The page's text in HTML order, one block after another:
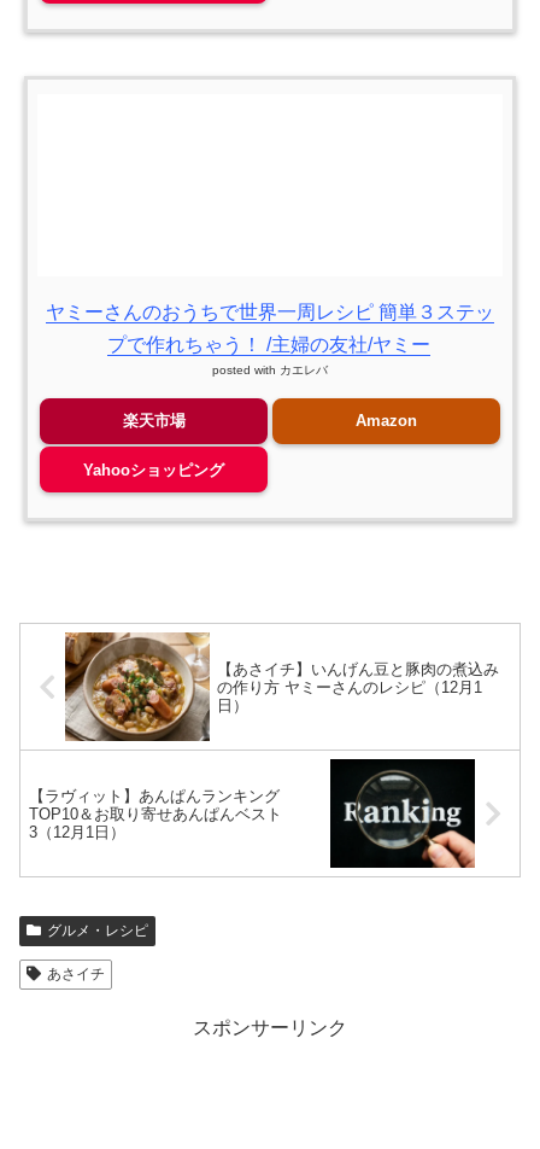
ヤミーさんのおうちで世界一周レシピ 簡単３ステッ
プで作れちゃう！ /主婦の友社/ヤミー
posted with カエレバ
楽天市場 Amazon
Yahooショッピング
【あさイチ】いんげん豆と豚肉の煮込み
の作り方 ヤミーさんのレシピ（12月1
日）
【ラヴィット】あんぱんランキング
TOP10＆お取り寄せあんぱんベスト
3（12月1日）
グルメ・レシピ
あさイチ
スポンサーリンク